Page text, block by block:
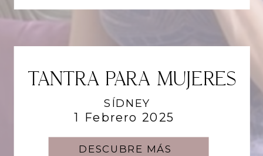
18-22 Junio 2025
ÁMSTERDAM
DESCUBRE MÁS
TANTRIC JOY FESTIVAL
1 Febrero 2025
SÍDNEY
DESCUBRE MÁS
TANTRA PARA MUJERES